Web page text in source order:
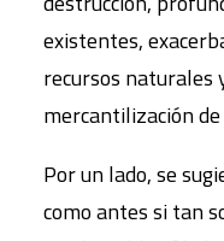
existentes,
recursos naturales
mercantilización
Por un lado, se
como antes si tan